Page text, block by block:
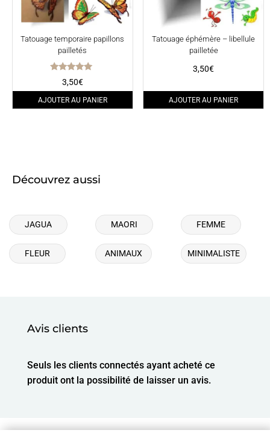
Tatouage temporaire papillons
pailletés
Note
5.00
sur 5
3,50€
AJOUTER AU PANIER
Tatouage éphémère – libellule
pailletée
3,50€
AJOUTER AU PANIER
Découvrez aussi
JAGUA MAORI FEMME
FLEUR ANIMAUX MINIMALISTE
Avis clients
Seuls les clients connectés ayant acheté ce
produit ont la possibilité de laisser un avis.